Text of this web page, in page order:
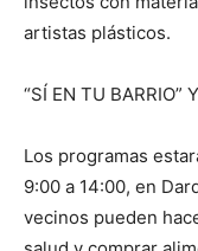
artistas plásticos.
“SÍ EN TU BARRIO”
Los programas
9:00 a 14:00, en
vecinos pueden